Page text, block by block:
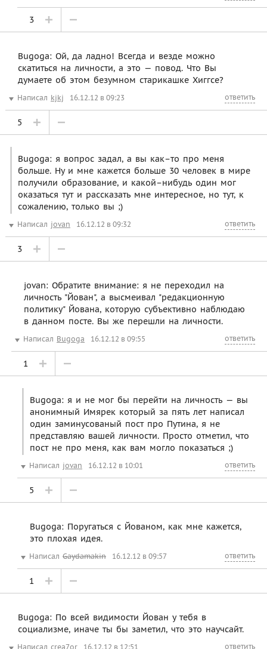
3
Bugoga: Ой, да ладно! Всегда и везде можно
скатиться на личности, а это — повод. Что Вы
думаете об этом безумном старикашке Хиггсе?
Написал kjkj 16.12.12 в 09:23 ответить
5
Bugoga: я вопрос задал, а вы как–то про меня
больше. Ну и мне кажется больше 30 человек в мире
получили образование, и какой–нибудь один мог
оказаться тут и рассказать мне интересное, но тут, к
сожалению, только вы ;)
Написал jovan 16.12.12 в 09:32 ответить
3
jovan: Обратите внимание: я не переходил на
личность "Йован", а высмеивал "редакционную
политику" Йована, которую субъективно наблюдаю
в данном посте. Вы же перешли на личности.
Написал Bugoga 16.12.12 в 09:55 ответить
1
Bugoga: я и не мог бы перейти на личность — вы
анонимный Имярек который за пять лет написал
один заминусованый пост про Путина, я не
представляю вашей личности. Просто отметил, что
пост не про меня, как вам могло показаться ;)
Написал jovan 16.12.12 в 10:01 ответить
5
Bugoga: Поругаться с Йованом, как мне кажется,
это плохая идея.
Написал Gaydamakin 16.12.12 в 09:57 ответить
1
Bugoga: По всей видимости Йован у тебя в
социализме, иначе ты бы заметил, что это научсайт.
Написал crea7or 16.12.12 в 12:51 ответить